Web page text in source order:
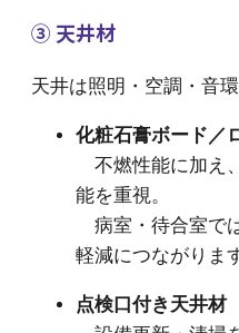
③ 天井材
天井は照明・空調・音
化粧石膏ボード／
不燃性能に加え
能を重視。
病室・待合室で
軽減につながりま
点検口付き天井材